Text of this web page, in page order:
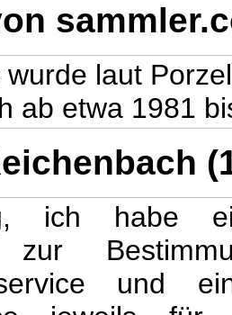
wurde laut
ab etwa 1981
ich habe
zur
und